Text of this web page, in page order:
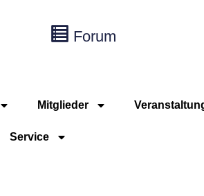
Forum
Mitglieder
Service